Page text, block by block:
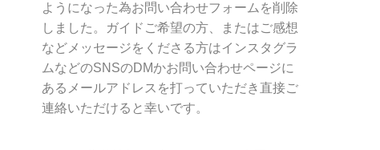
ようになった為お問い合わせフォームを削除
しました。ガイドご希望の方、またはご感想
などメッセージをくださる方はインスタグラ
ムなどのSNSのDMかお問い合わせページに
あるメールアドレスを打っていただき直接ご
連絡いただけると幸いです。